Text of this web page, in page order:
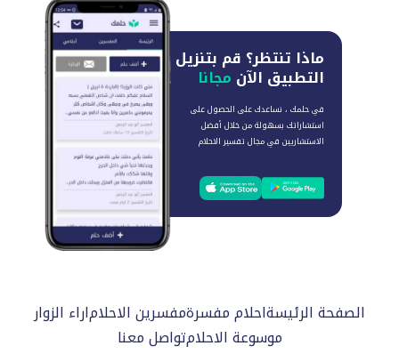
ماذا تنتظر؟ قم بتنزيل
التطبيق الآن مجانا
في حلمك ، نساعدك على الحصول على
استشاراتك بسهولة من خلال أفضل
الاستشاريين في مجال تفسير الاحلام
الصفحة الرئيسةاحلام مفسرةمفسرين الاحلاماراء الزوار
موسوعة الاحلامتواصل معنا